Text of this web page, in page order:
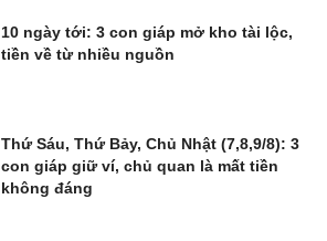
10 ngày tới: 3 con giáp mở kho tài lộc,
tiền về từ nhiều nguồn
Thứ Sáu, Thứ Bảy, Chủ Nhật (7,8,9/8): 3
con giáp giữ ví, chủ quan là mất tiền
không đáng